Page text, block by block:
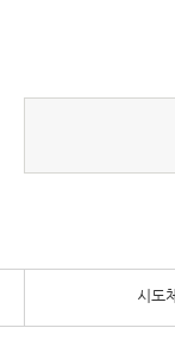
시도